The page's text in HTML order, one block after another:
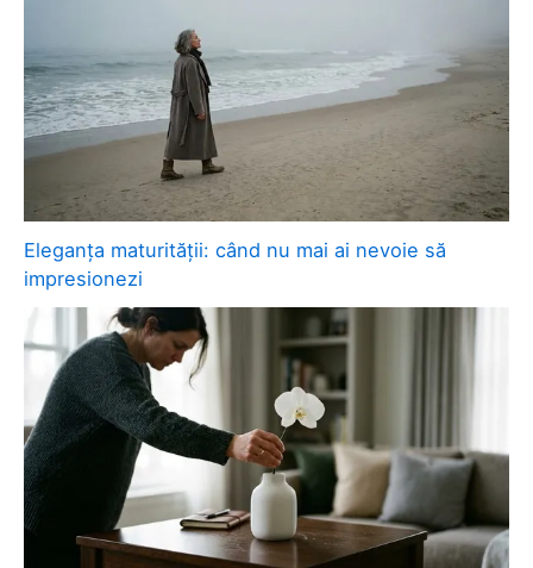
Eleganța maturității: când nu mai ai nevoie să
impresionezi